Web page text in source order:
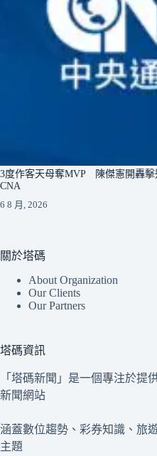
3度作客天母奪MVP 陳傑憲開轟擊
CNA
6 8 月, 2026
關於塔碼
About Organization
Our Clients
Our Partners
塔碼資訊
「塔碼新聞」是一個專注於提
新聞網站
涵蓋數位趨勢、彩券知識、旅
主題